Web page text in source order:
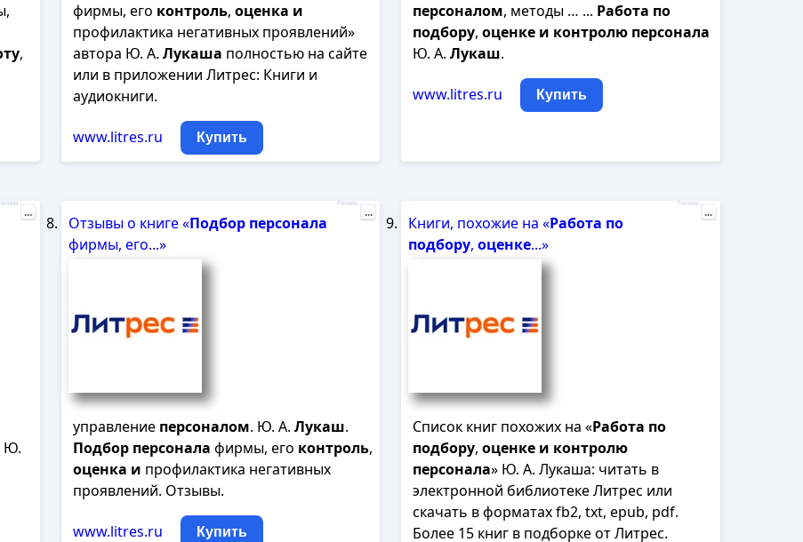
,
фирмы, его контроль, оценка и
профилактика негативных проявлений»
автора Ю. А. Лукаша полностью на сайте
или в приложении Литрес: Книги и
аудиокниги.
www.litres.ru Купить
персоналом, методы … ... Работа по
подбору,оценке и контролю персонала
Ю. А.Лукаш.
www.litres.ru Купить
Ю.
...
Отзывы о книге «Подбор персонала
фирмы, его...»
управление персоналом. Ю. А. Лукаш.
Подбор персонала фирмы, его контроль,
оценка и профилактика негативных
проявлений. Отзывы.
www.litres.ru Купить
Реклама
...
Книги, похожие на «Работа по
подбору,оценке...»
Список книг похожих на «Работа по
подбору,оценке и контролю
персонала» Ю. А. Лукаша: читать в
электронной библиотеке Литрес или
скачать в форматах fb2, txt, epub, pdf.
Более 15 книг в подборке от Литрес.
Реклама
...